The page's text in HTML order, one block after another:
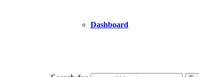
Dashboard